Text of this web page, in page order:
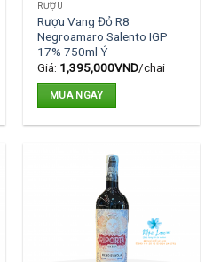
RƯỢU
Rượu Vang Đỏ R8
Negroamaro Salento IGP
17% 750ml Ý
Giá: 1,395,000VND/chai
MUA NGAY